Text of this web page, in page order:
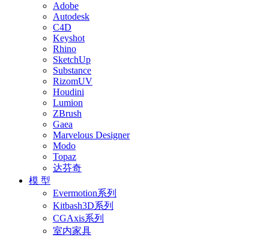
Adobe
Autodesk
C4D
Keyshot
Rhino
SketchUp
Substance
RizomUV
Houdini
Lumion
ZBrush
Gaea
Marvelous Designer
Modo
Topaz
达芬奇
模 型
Evermotion系列
Kitbash3D系列
CGAxis系列
室内家具